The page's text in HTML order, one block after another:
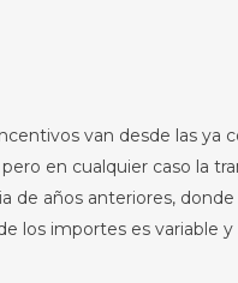
van desde las ya
en cualquier caso la
de años anteriores,
los importes es variable